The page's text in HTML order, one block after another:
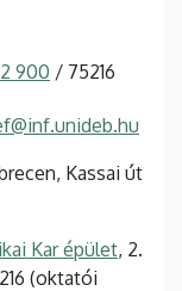
900 / 75216
Kassai út
Kar épület, 2.
(oktatói